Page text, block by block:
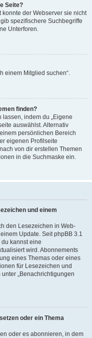
Seite?
der Webserver sie nicht
spezifischere Suchbegriffe
Unterforen.
einem Mitglied suchen“.
finden?
indem du „Eigene
auswählst. Alternativ
persönlichen Bereich
eigenen Profilseite
von dir erstellen Themen
in die Suchmaske ein.
und einem
den Lesezeichen in Web-
Update. Seit phpBB 3.1
kannst eine
wird. Abonnements
eines Themas oder eines
für Lesezeichen und
„Benachrichtigungen
oder ein Thema
oder es abonnieren, in dem